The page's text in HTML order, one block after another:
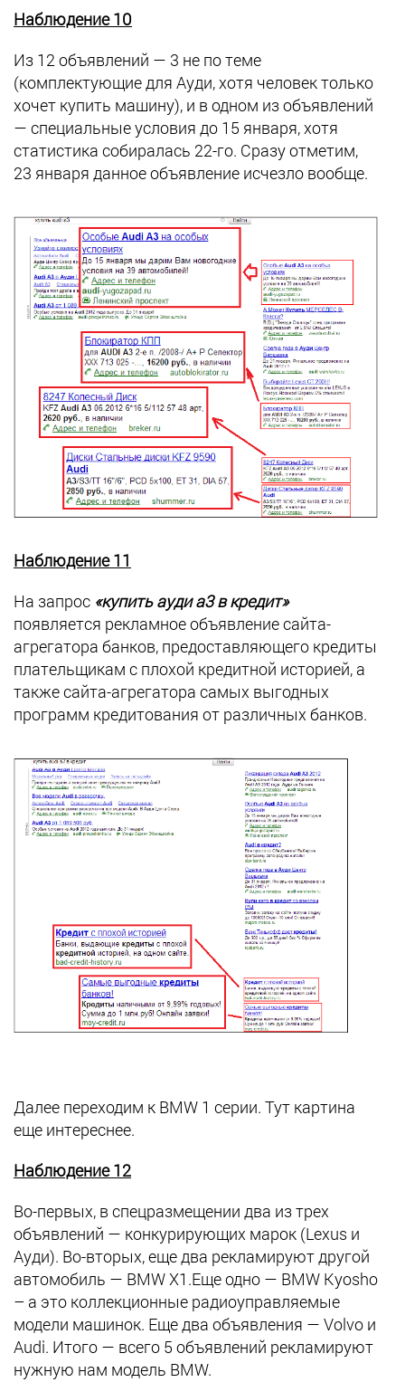
Наблюдение 10
Из 12 объявлений — 3 не по теме
(комплектующие для Ауди, хотя человек только
хочет купить машину), и в одном из объявлений
— специальные условия до 15 января, хотя
статистика собиралась 22-го. Сразу отметим,
23 января данное объявление исчезло вообще.
Наблюдение 11
На запрос «купить ауди а3 в кредит»
появляется рекламное объявление сайта-
агрегатора банков, предоставляющего кредиты
плательщикам с плохой кредитной историей, а
также сайта-агрегатора самых выгодных
программ кредитования от различных банков.
Далее переходим к BMW 1 серии. Тут картина
еще интереснее.
Наблюдение 12
Во-первых, в спецразмещении два из трех
объявлений — конкурирующих марок (Lexus и
Ауди). Во-вторых, еще два рекламируют другой
автомобиль — BMW X1.Еще одно — BMW Kyosho
– а это коллекционные радиоуправляемые
модели машинок. Еще два объявления — Volvo и
Audi. Итого — всего 5 объявлений рекламируют
нужную нам модель BMW.